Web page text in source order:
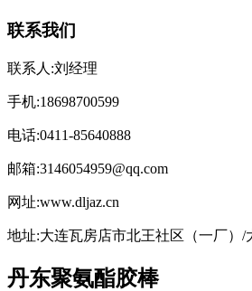
联系我们
联系人:刘经理
手机:18698700599
电话:0411-85640888
邮箱:3146054959@qq.com
网址:www.dljaz.cn
地址:大连瓦房店市北王社区（一厂）/
丹东聚氨酯胶棒